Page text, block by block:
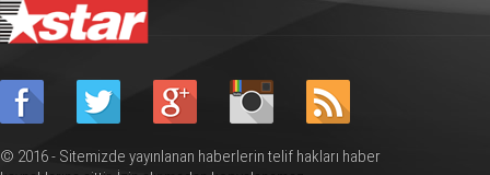
© 2016 - Sitemizde yayınlanan haberlerin telif hakları haber